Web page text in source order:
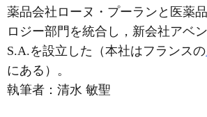
薬品会社ローヌ・プーランと医薬
ロジー部門を統合し，新会社アベ
S.A.を設立した（本社はフランスの
にある）。
執筆者： 清水 敏聖